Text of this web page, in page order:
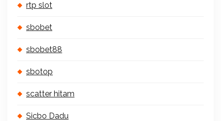
rtp slot
sbobet
sbobet88
sbotop
scatter hitam
Sicbo Dadu